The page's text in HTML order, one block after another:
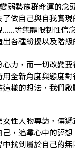
弱勢族群命運的
做自己與自我實
等集體限制性
各種紛擾以及階級
力，而一切改變
全新角度與態度
樣的想法，我們啟
性人物專訪，傳
，追尋心中的夢
找到屬於自己的